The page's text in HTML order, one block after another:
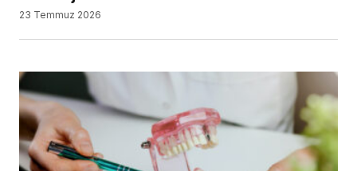
23 Temmuz 2026